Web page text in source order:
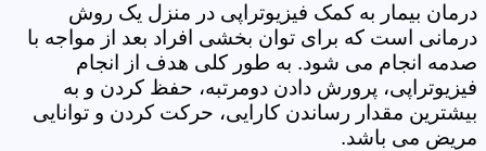
درمان بیمار به کمک فیزیوتراپی در منزل یک روش
درمانی است که برای توان بخشی افراد بعد از مواجه با
صدمه انجام می شود. به طور کلی هدف از انجام
فیزیوتراپی، پرورش دادن دومرتبه، حفظ کردن و به
بیشترین مقدار رساندن کارایی، حرکت کردن و توانایی
مریض می باشد.